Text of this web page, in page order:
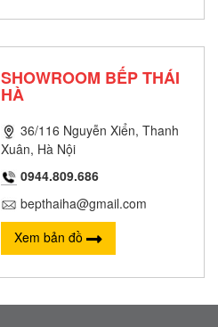
SHOWROOM BẾP THÁI
HÀ
36/116 Nguyễn Xiển, Thanh
Xuân, Hà Nội
0944.809.686
bepthaiha@gmail.com
Xem bản đồ